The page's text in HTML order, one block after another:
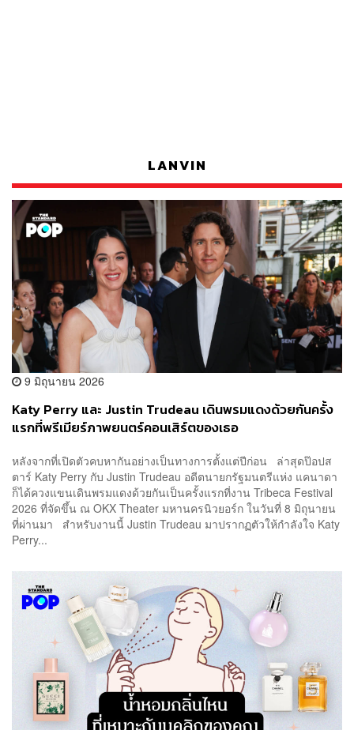
LANVIN
9 มิถุนายน 2026
Katy Perry และ Justin Trudeau เดินพรมแดงด้วยกันครั้ง
แรกที่พรีเมียร์ภาพยนตร์คอนเสิร์ตของเธอ
หลังจากที่เปิดตัวคบหากันอย่างเป็นทางการตั้งแต่ปีก่อน ล่าสุดป๊อปส
ตาร์ Katy Perry กับ Justin Trudeau อดีตนายกรัฐมนตรีแห่ง แคนาดา
ก็ได้ควงแขนเดินพรมแดงด้วยกันเป็นครั้งแรกที่งาน Tribeca Festival
2026 ที่จัดขึ้น ณ OKX Theater มหานครนิวยอร์ก ในวันที่ 8 มิถุนายน
ที่ผ่านมา สำหรับงานนี้ Justin Trudeau มาปรากฏตัวให้กำลังใจ Katy
Perry...